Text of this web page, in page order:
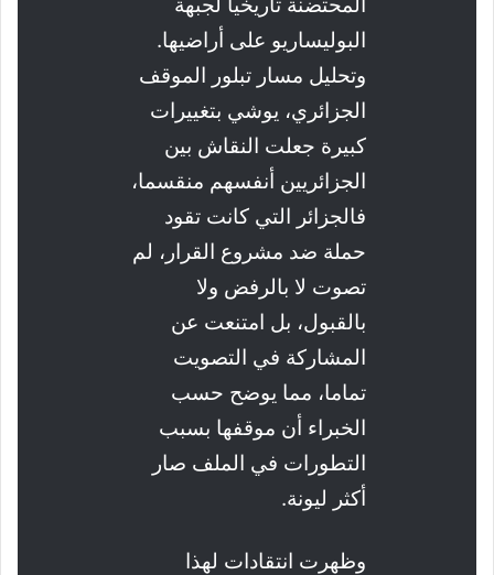
البوليساريو على أراضيها.
وتحليل مسار تبلور الموقف
الجزائري، يوشي بتغييرات
كبيرة جعلت النقاش بين
الجزائريين أنفسهم منقسما،
فالجزائر التي كانت تقود
حملة ضد مشروع القرار، لم
تصوت لا بالرفض ولا
بالقبول، بل امتنعت عن
المشاركة في التصويت
تماما، مما يوضح حسب
الخبراء أن موقفها بسبب
التطورات في الملف صار
أكثر ليونة.
وظهرت انتقادات لهذا